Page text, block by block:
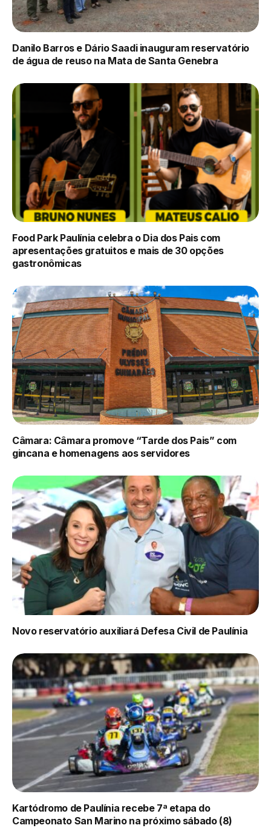
Danilo Barros e Dário Saadi inauguram reservatório
de água de reuso na Mata de Santa Genebra
Food Park Paulínia celebra o Dia dos Pais com
apresentações gratuitos e mais de 30 opções
gastronômicas
Câmara: Câmara promove “Tarde dos Pais” com
gincana e homenagens aos servidores
Novo reservatório auxiliará Defesa Civil de Paulínia
Kartódromo de Paulínia recebe 7ª etapa do
Campeonato San Marino na próximo sábado (8)